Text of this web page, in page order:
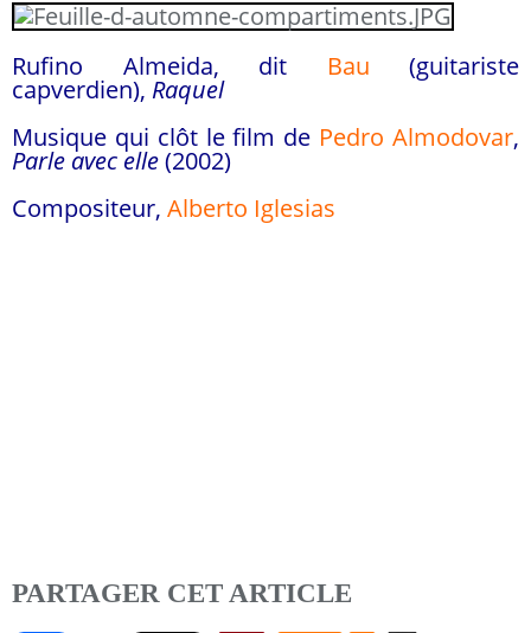
Rufino Almeida, dit Bau (guitariste
capverdien), Raquel
Musique qui clôt le film de Pedro Almodovar,
Parle avec elle(2002)
Compositeur, Alberto Iglesias
PARTAGER CET ARTICLE